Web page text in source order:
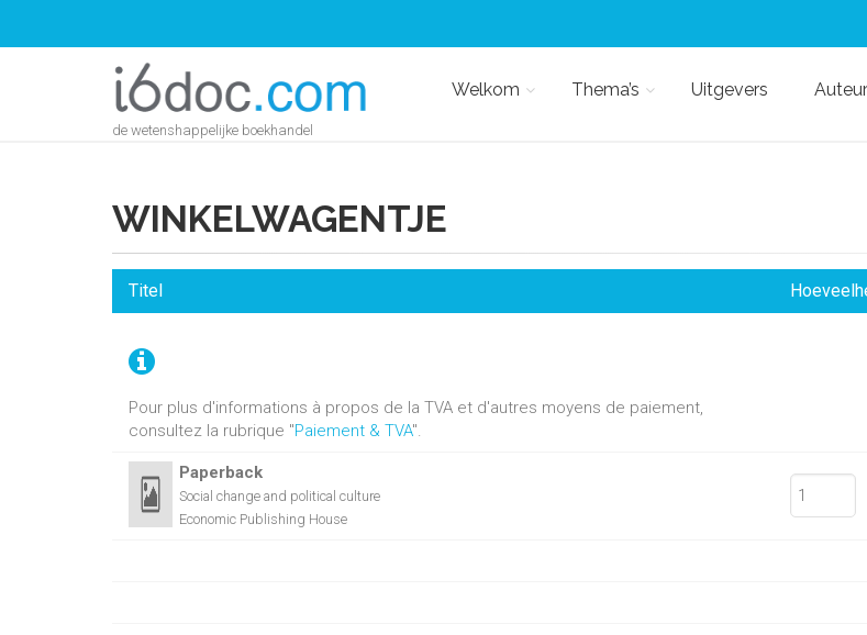
de wetenshappelijke boekhandel
Welkom Thema’s Uitgevers
WINKELWAGENTJE
Pour plus d'informations à propos de la TVA et d'autres moyens de paiement,
consultez la rubrique "Paiement & TVA".
Titel
Paperback
Social change and political culture
Economic Publishing House